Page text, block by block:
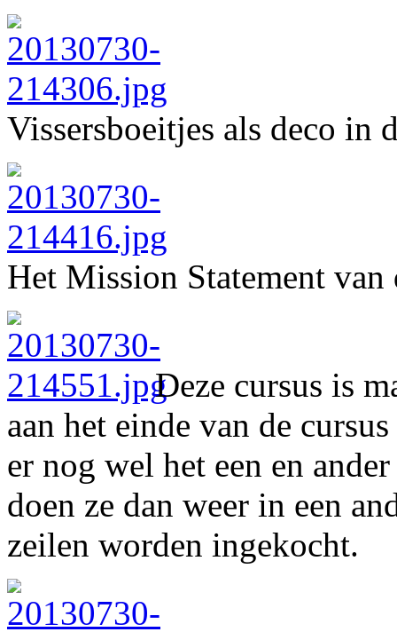
Vissersboeitjes als deco in
Het Mission Statement van
Deze cursus is
aan het einde van de
er nog wel het een en
doen ze dan weer in een
zeilen worden ingekocht.